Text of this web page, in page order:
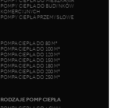
POMPY CIEPŁA DO BUDYNKÓW
KOMERCYJNYCH
POMPY CIEPŁA PRZEMYSŁOWE
POMPA CIEPŁA DO 80 M²
POMPA CIEPŁA DO 100 M²
POMPA CIEPŁA DO 120 M²
POMPA CIEPŁA DO 150 M²
POMPA CIEPŁA DO 180 M²
POMPA CIEPŁA DO 200 M²
POMPA CIEPŁA DO 250 M²
RODZAJE POMP CIEPŁA